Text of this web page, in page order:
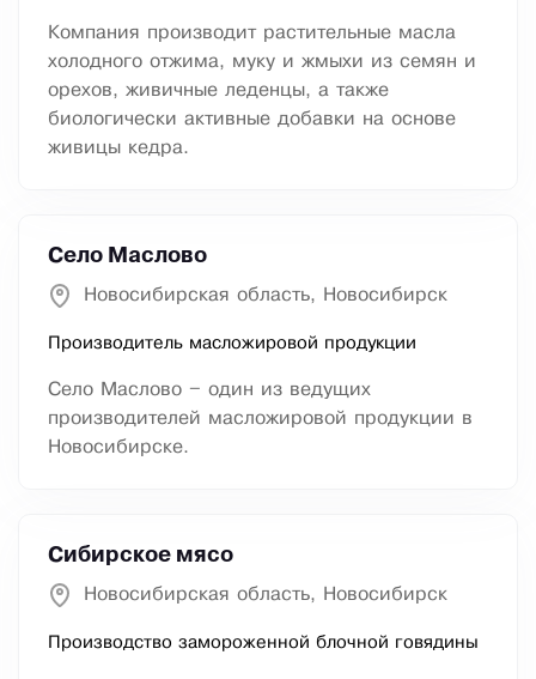
Компания производит растительные масла
холодного отжима, муку и жмыхи из семян и
орехов, живичные леденцы, а также
биологически активные добавки на основе
живицы кедра.
Село Маслово
Новосибирская область, Новосибирск
Производитель масложировой продукции
Село Маслово – один из ведущих
производителей масложировой продукции в
Новосибирске.
Сибирское мясо
Новосибирская область, Новосибирск
Производство замороженной блочной говядины